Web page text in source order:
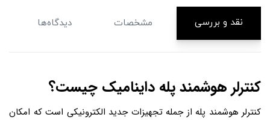
نقد و بررسی مشخصات دیدگاه‌ها
کنترلر هوشمند پله داینامیک چیست؟
کنترلر هوشمند پله از جمله تجهیزات جدید الکترونیکی است که امکان